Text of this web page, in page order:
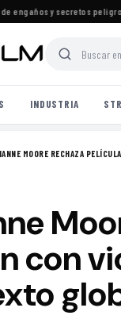
y secretos peligrosos·
INDUSTRIA
MOORE RECHAZA
con